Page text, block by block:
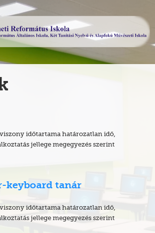
időtartama határozatlan idő,
jellege megegyezés szerint
keyboard tanár
időtartama határozatlan idő,
jellege megegyezés szerint